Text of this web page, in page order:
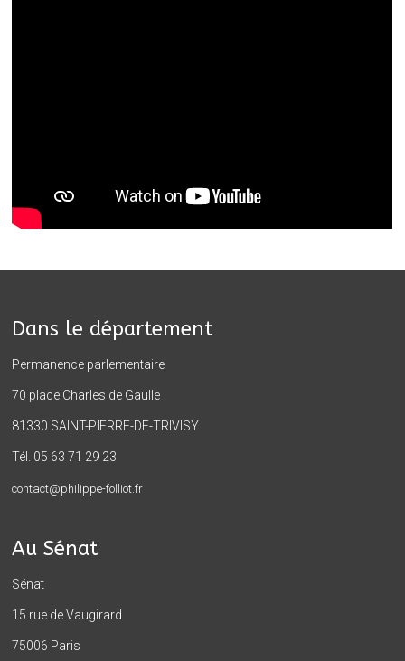
Dans le département
Permanence parlementaire
70 place Charles de Gaulle
81330 SAINT-PIERRE-DE-TRIVISY
Tél. 05 63 71 29 23
contact@philippe-folliot.fr
Au Sénat
Sénat
15 rue de Vaugirard
75006 Paris